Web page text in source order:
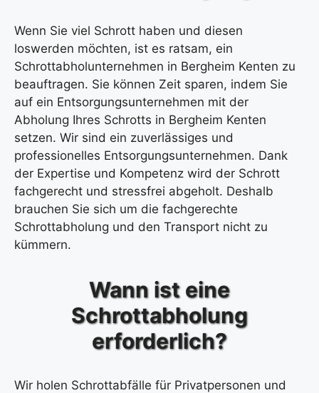
Wenn Sie viel Schrott haben und diesen
loswerden möchten, ist es ratsam, ein
Schrottabholunternehmen in Bergheim Kenten zu
beauftragen. Sie können Zeit sparen, indem Sie
auf ein Entsorgungsunternehmen mit der
Abholung Ihres Schrotts in Bergheim Kenten
setzen. Wir sind ein zuverlässiges und
professionelles Entsorgungsunternehmen. Dank
der Expertise und Kompetenz wird der Schrott
fachgerecht und stressfrei abgeholt. Deshalb
brauchen Sie sich um die fachgerechte
Schrottabholung und den Transport nicht zu
kümmern.
Wann ist eine
Schrottabholung
erforderlich?
Wir holen Schrottabfälle für Privatpersonen und